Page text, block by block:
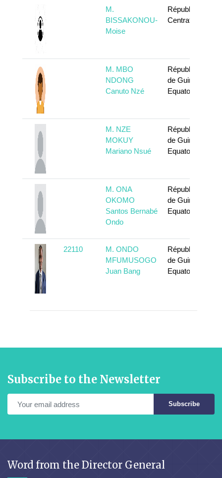
M.
BISSAKONOU-
Moise
République
Centrafricaine
M. MBO
NDONG
Canuto Nzé
République
de Guinée
Equatoriale
M. NZE
MOKUY
Mariano Nsué
République
de Guinée
Equatoriale
M. ONA
OKOMO
Santos Bernabé
Ondo
République
de Guinée
Equatoriale
22110
M. ONDO
MFUMUSOGO
Juan Bang
République
de Guinée
Equatoriale
Subscribe to the Newsletter
Subscribe
Word from the Director General